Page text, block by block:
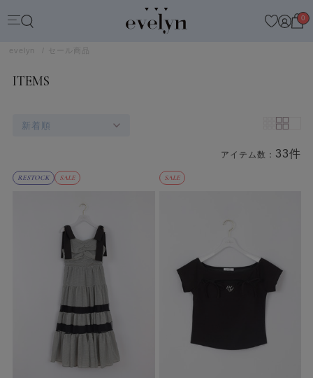
0
evelyn セール商品
ITEMS
新着順
アイテム数： 33件
商品一覧
RESTOCK SALE SALE